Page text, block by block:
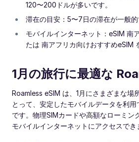
120〜200ドルが多いです。
滞在の目安：5〜7日の滞在が一般的
モバイルインターネット：eSIM 南
たは 南アフリカ向けおすすめeSIM
1月の旅行に最適な
Roamless eSIM は、1月にさまざまな場
とって、安定したモバイルデータを利
です。物理SIMカードや高額なローミン
モバイルインターネットにアクセスでき